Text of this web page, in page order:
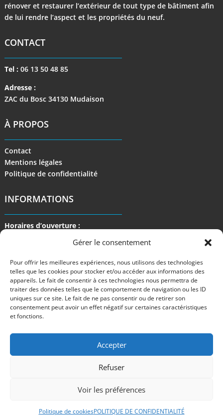
Gérer le consentement
Pour offrir les meilleures expériences, nous utilisons des technologies
telles que les cookies pour stocker et/ou accéder aux informations des
appareils. Le fait de consentir à ces technologies nous permettra de
traiter des données telles que le comportement de navigation ou les ID
uniques sur ce site. Le fait de ne pas consentir ou de retirer son
consentement peut avoir un effet négatif sur certaines caractéristiques
et fonctions.
Accepter
Refuser
Voir les préférences
Politique de cookiesPOLITIQUE DE CONFIDENTIALITÉ
rénover et restaurer l’extérieur de tout type de bâtiment afin
de lui rendre l’aspect et les propriétés du neuf.
CONTACT
Tel : 06 13 50 48 85
Adresse :
ZAC du Bosc 34130 Mudaison
À PROPOS
Contact
Mentions légales
Politique de confidentialité
INFORMATIONS
Horaires d’ouverture :
©2024 M Development–Mentions légales